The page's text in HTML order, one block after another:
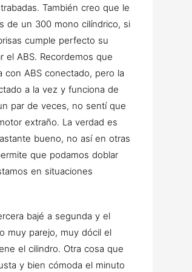
También creo que le
de un 300 mono cilíndrico, si
cumple perfecto su
ABS. Recordemos que
ABS conectado, pero la
a la vez y funciona de
par de veces, no sentí que
extraño. La verdad es
bueno, no así en otras
que podamos doblar
en situaciones
bajé a segunda y el
muy parejo, muy dócil el
el cilindro. Otra cosa que
y bien cómoda el minuto